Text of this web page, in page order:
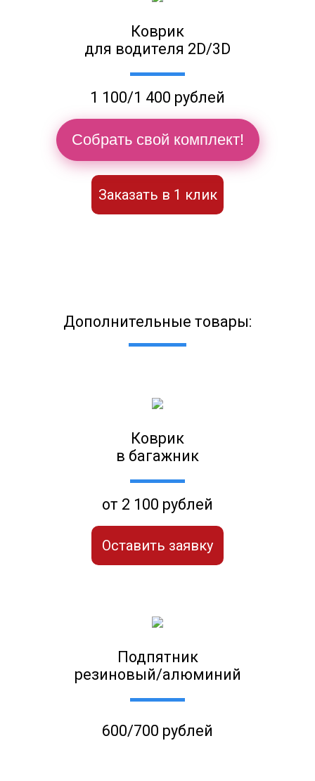
Коврик
для водителя 2D/3D
1 100/1 400 рублей
Собрать свой комплект!
Заказать в 1 клик
Дополнительные товары:
Коврик
в багажник
от 2 100 рублей
Оставить заявку
Подпятник
резиновый/алюминий
600/700 рублей